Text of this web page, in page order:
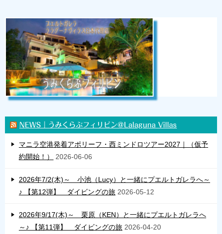
NEWS｜うみくらぶフィリピン@Lalaguna Villas
マニラ空港発着アポリーフ・西ミンドロツアー2027｜（仮予
約開始！）
2026-06-06
2026年7/2(木)～ 小池（Lucy）と一緒にプエルトガレラへ～
♪ 【第12弾】 ダイビングの旅 2026-05-12
2026年9/17(木)～ 栗原（KEN）と一緒にプエルトガレラへ
～♪ 【第11弾】 ダイビングの旅 2026-04-20